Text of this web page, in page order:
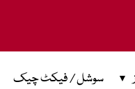
سوشل / فیکٹ چیک